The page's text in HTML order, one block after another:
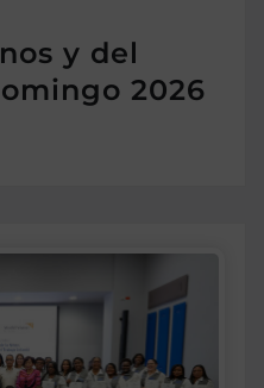
y del
2026